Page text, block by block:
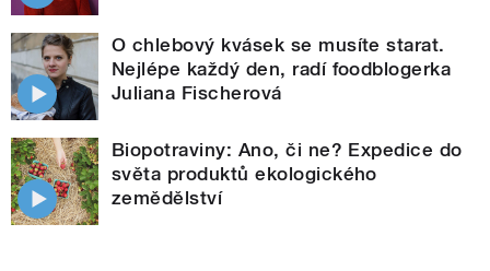
O chlebový kvásek se musíte starat.
Nejlépe každý den, radí foodblogerka
Juliana Fischerová
Biopotraviny: Ano, či ne? Expedice do
světa produktů ekologického
zemědělství